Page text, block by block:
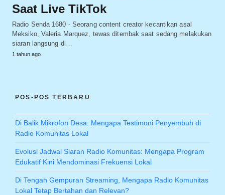
Saat Live TikTok
Radio Senda 1680 - Seorang content creator kecantikan asal
Meksiko, Valeria Marquez, tewas ditembak saat sedang melakukan
siaran langsung di…
1 tahun ago
POS-POS TERBARU
Di Balik Mikrofon Desa: Mengapa Testimoni Penyembuh di
Radio Komunitas Lokal
Evolusi Jadwal Siaran Radio Komunitas: Mengapa Program
Edukatif Kini Mendominasi Frekuensi Lokal
Di Tengah Gempuran Streaming, Mengapa Radio Komunitas
Lokal Tetap Bertahan dan Relevan?